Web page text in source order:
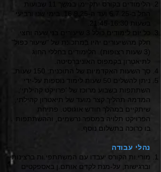
החל ב-6.7.25 ועד ה-16.9.25, בימי שני ורביעי
חלק מהשיעורים יהיו במתכונת של "שיעור כפול"
(3 שעות רצופות). הלימודים בחללי החוג
לתיאטרון בקמפוס האוניברסיטה.
סך השעות האקדמיות של התוכנית: 150 שעות.
ניתן להשלים 50 שעות לימוד נוספות על-ידי
השתתפות בשבוע מרוכז של 'פרויקט קהילתי',
המדמה תהליך קצר מועד של תיאטרון קהילתי,
שיתקיים במהלך חודש אוגוסט. פתיחת
הפרויקט תלויה במספר נרשמים, וההשתתפות
בו כרוכה בתשלום נוסף.
נהלי עבודה
מורי.ות הקורס יעבדו עם המשתתפי.ות ברצינות
וברגישות, על-מנת לקדם אותם.ן באספקטים